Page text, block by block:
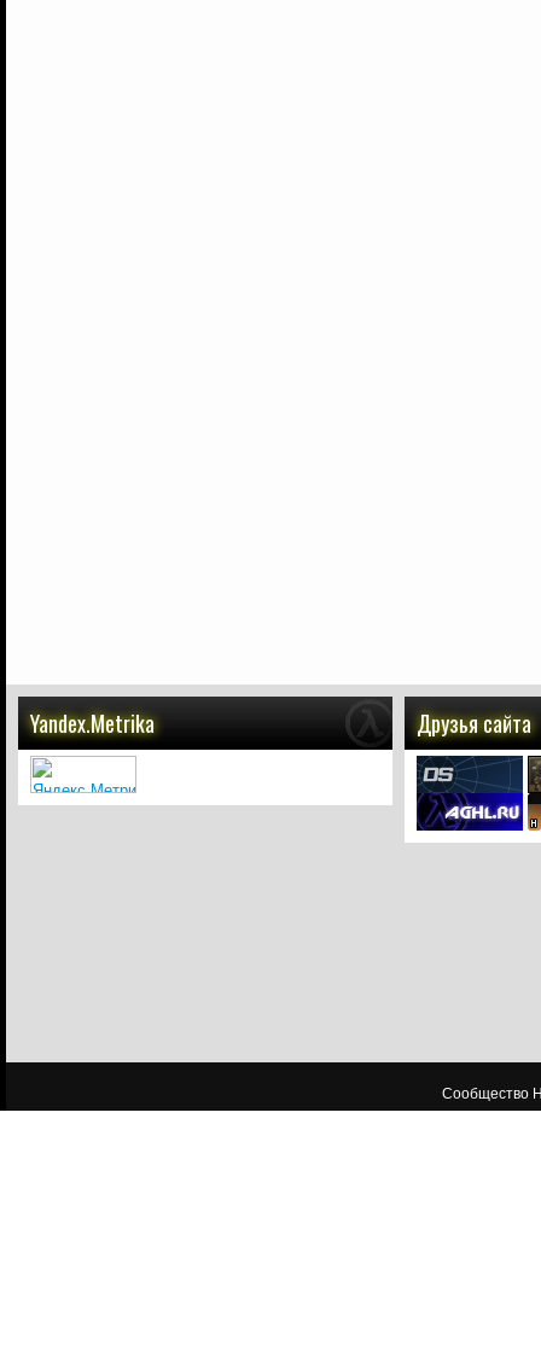
Yandex.Metrika Друзья сайта
Сообщество